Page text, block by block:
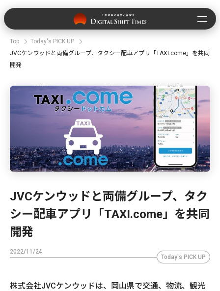
Top
Today's PICK UP
JVCケンウッドと両備グループ、タクシー配車アプリ「TAXI.come」を共同
開発
JVCケンウッドと両備グループ、タク
シー配車アプリ「TAXI.come」を共同
開発
2022/11/24
Today's PICK UP
株式会社JVCケンウッドは、岡山県で交通、物流、観光